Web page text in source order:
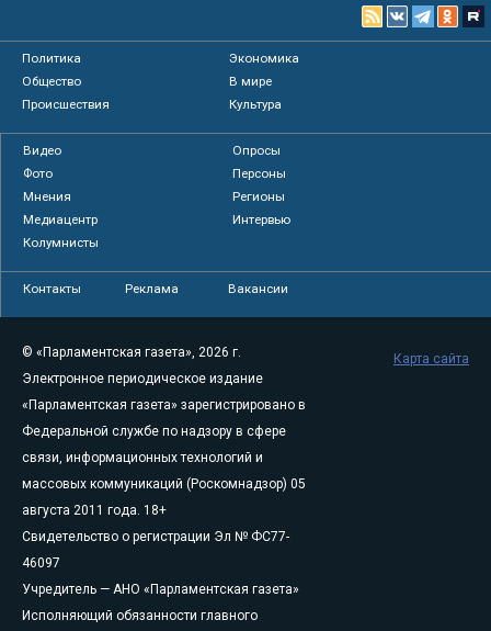
Политика
Экономика
Общество
В мире
Происшествия
Культура
Видео
Опросы
Фото
Персоны
Мнения
Регионы
Медиацентр
Интервью
Колумнисты
Контакты Реклама Вакансии
© «Парламентская газета», 2026 г.
Электронное периодическое издание
«Парламентская газета» зарегистрировано в
Федеральной службе по надзору в сфере
связи, информационных технологий и
массовых коммуникаций (Роскомнадзор) 05
августа 2011 года. 18+
Свидетельство о регистрации Эл № ФС77-
46097
Учредитель — АНО «Парламентская газета»
Исполняющий обязанности главного
Карта сайта